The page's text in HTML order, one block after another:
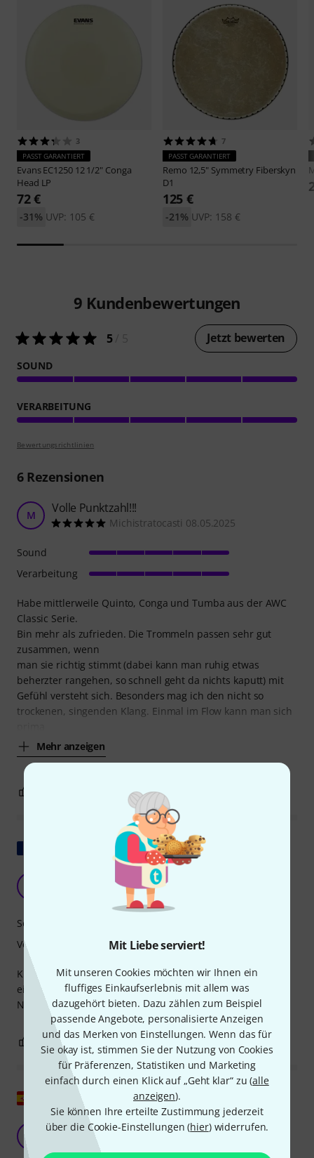
Mit Liebe serviert!
Mit unseren Cookies möchten wir Ihnen ein
fluffiges Einkaufserlebnis mit allem was
dazugehört bieten. Dazu zählen zum Beispiel
passende Angebote, personalisierte Anzeigen
und das Merken von Einstellungen. Wenn das für
Sie okay ist, stimmen Sie der Nutzung von Cookies
für Präferenzen, Statistiken und Marketing
einfach durch einen Klick auf „Geht klar“ zu (alle
anzeigen).
Sie können Ihre erteilte Zustimmung jederzeit
über die Cookie-Einstellungen (hier) widerrufen.
3
PASST GARANTIERT
EvansEC1250 12 1/2" Conga
Head LP
72 €
UVP: 105 €
-31%
7
PASST GARANTIERT
Remo 12,5" Symmetry Fiberskyn
D1
125 €
UVP: 158 €
-21%
9 Kundenbewertungen
5/ 5 Jetzt bewerten
SOUND
VERARBEITUNG
Bewertungsrichtlinien
6Rezensionen
M Volle Punktzahl!!!
Michistratocasti 08.05.2025
Habe mittlerweile Quinto, Conga und Tumba aus der AWC
Classic Serie.
Bin mehr als zufrieden. Die Trommeln passen sehr gut
zusammen, wenn
man sie richtig stimmt (dabei kann man ruhig etwas
beherzter rangehen, so schnell geht da nichts kaputt) mit
Gefühl versteht sich. Besonders mag ich den nicht so
trockenen, singenden Klang. Einmal im Flow kann man sich
Mehr anzeigen
Sound
Verarbeitung
BEWERTUNG MELDEN
Original zeigen
sehr interessantes Produkt
kalamunda1 21.12.2012
Klanglich sehr zufriedenstellend, Produktverarbeitung
einwandfrei, Lieferzeit und Service entsprechen Thomann-
Niveau.
Sound
Verarbeitung
0 BEWERTUNG MELDEN
Original zeigen
Pro Tumbadora